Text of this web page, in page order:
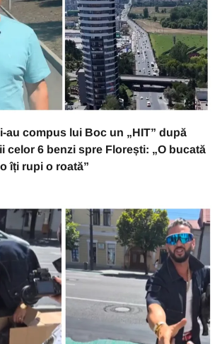
au compus lui Boc un „HIT” după
celor 6 benzi spre Florești: „O bucată
îți rupi o roată”